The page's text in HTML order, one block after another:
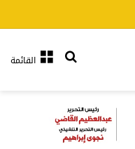
القائمةبحث عن